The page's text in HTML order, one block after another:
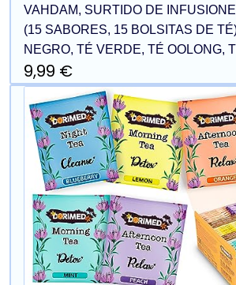
VAHDAM, SURTIDO DE
(15 SABORES, 15 BOLSITAS DE
NEGRO, TÉ VERDE, TÉ OOLONG,
9,99 €